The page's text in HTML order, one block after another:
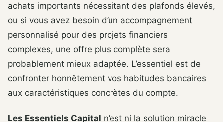
achats importants nécessitant des plafonds élevés,
ou si vous avez besoin d’un accompagnement
personnalisé pour des projets financiers
complexes, une offre plus complète sera
probablement mieux adaptée. L’essentiel est de
confronter honnêtement vos habitudes bancaires
aux caractéristiques concrètes du compte.
Les Essentiels Capital n’est ni la solution miracle